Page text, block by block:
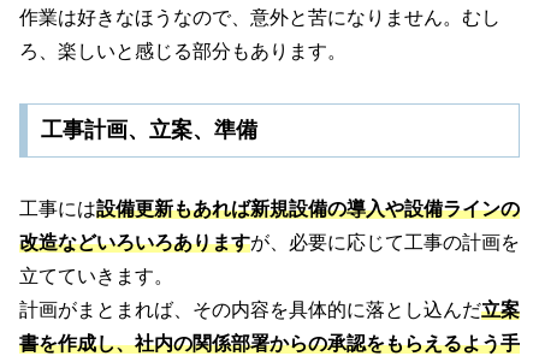
作業は好きなほうなので、意外と苦になりません。むし
ろ、楽しいと感じる部分もあります。
工事計画、立案、準備
工事には設備更新もあれば新規設備の導入や設備ラインの
改造などいろいろありますが、必要に応じて工事の計画を
立てていきます。
計画がまとまれば、その内容を具体的に落とし込んだ立案
書を作成し、社内の関係部署からの承認をもらえるよう手